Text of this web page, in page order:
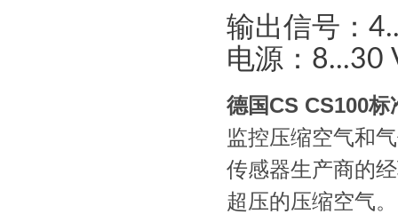
输出信号：
电源：8...30
德国CS CS100
监控压缩空气和
传感器生产商的
超压的压缩空气